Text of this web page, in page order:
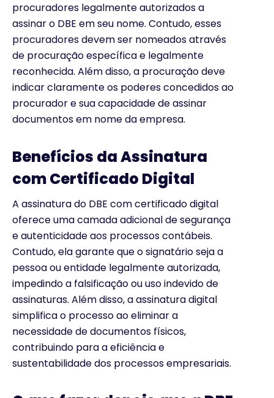
procuradores legalmente autorizados a
assinar o DBE em seu nome. Contudo, esses
procuradores devem ser nomeados através
de procuração específica e legalmente
reconhecida. Além disso, a procuração deve
indicar claramente os poderes concedidos ao
procurador e sua capacidade de assinar
documentos em nome da empresa.
Benefícios da Assinatura
com Certificado Digital
A assinatura do DBE com certificado digital
oferece uma camada adicional de segurança
e autenticidade aos processos contábeis.
Contudo, ela garante que o signatário seja a
pessoa ou entidade legalmente autorizada,
impedindo a falsificação ou uso indevido de
assinaturas. Além disso, a assinatura digital
simplifica o processo ao eliminar a
necessidade de documentos físicos,
contribuindo para a eficiência e
sustentabilidade dos processos empresariais.